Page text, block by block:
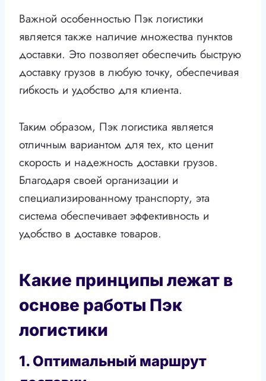
Важной особенностью Пэк логистики
является также наличие множества пунктов
доставки. Это позволяет обеспечить быструю
доставку грузов в любую точку, обеспечивая
гибкость и удобство для клиента.
Таким образом, Пэк логистика является
отличным вариантом для тех, кто ценит
скорость и надежность доставки грузов.
Благодаря своей организации и
специализированному транспорту, эта
система обеспечивает эффективность и
удобство в доставке товаров.
Какие принципы лежат в
основе работы Пэк
логистики
1. Оптимальный маршрут